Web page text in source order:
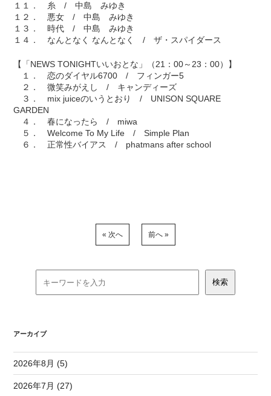
１１． 糸 / 中島 みゆき
１２． 悪女 / 中島 みゆき
１３． 時代 / 中島 みゆき
１４． なんとなく なんとなく / ザ・スパイダース
【「NEWS TONIGHTいいおとな」（21：00～23：00）】
１． 恋のダイヤル6700 / フィンガー5
２． 微笑みがえし / キャンディーズ
３． mix juiceのいうとおり / UNISON SQUARE
GARDEN
４． 春になったら / miwa
５． Welcome To My Life / Simple Plan
６． 正常性バイアス / phatmans after school
« 次へ 前へ »
アーカイブ
2026年8月 (5)
2026年7月 (27)